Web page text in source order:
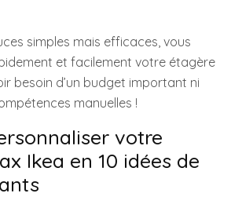
simples mais efficaces, vous
et facilement votre étagère
besoin d’un budget important ni
manuelles !
votre
Ikea en 10 idées de